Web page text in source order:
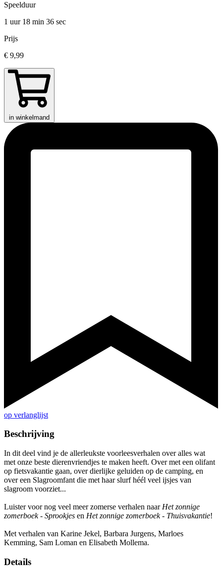
Speelduur
1 uur 18 min 36 sec
Prijs
€ 9,99
in winkelmand
op verlanglijst
Beschrijving
In dit deel vind je de allerleukste voorleesverhalen over alles wat
met onze beste dierenvriendjes te maken heeft. Over met een olifant
op fietsvakantie gaan, over dierlijke geluiden op de camping, en
over een Slagroomfant die met haar slurf héél veel ijsjes van
slagroom voorziet...
Luister voor nog veel meer zomerse verhalen naar Het zonnige
zomerboek - Sprookjes en Het zonnige zomerboek- Thuisvakantie!
Met verhalen van Karine Jekel, Barbara Jurgens, Marloes
Kemming, Sam Loman en Elisabeth Mollema.
Details